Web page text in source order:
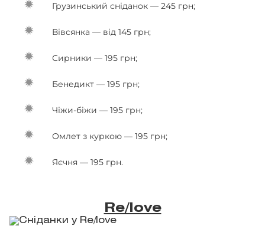
Грузинський сніданок — 245 грн;
Вівсянка — від 145 грн;
Сирники — 195 грн;
Бенедикт — 195 грн;
Чіжи-біжи — 195 грн;
Омлет з куркою — 195 грн;
Яєчня — 195 грн.
Re/love